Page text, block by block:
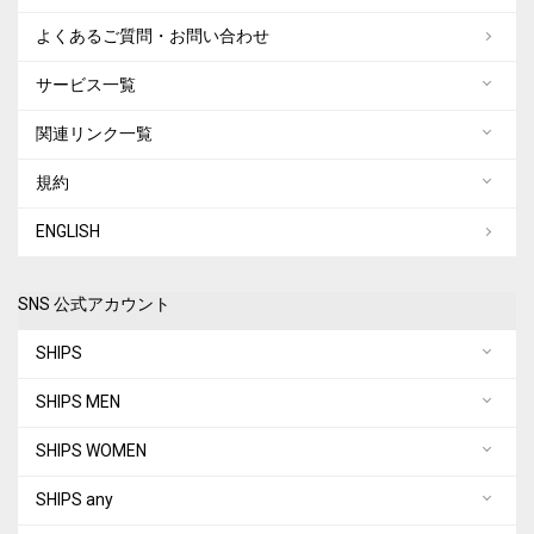
よくあるご質問・お問い合わせ
サービス一覧
関連リンク一覧
規約
ENGLISH
SNS 公式アカウント
SHIPS
SHIPS MEN
SHIPS WOMEN
SHIPS any